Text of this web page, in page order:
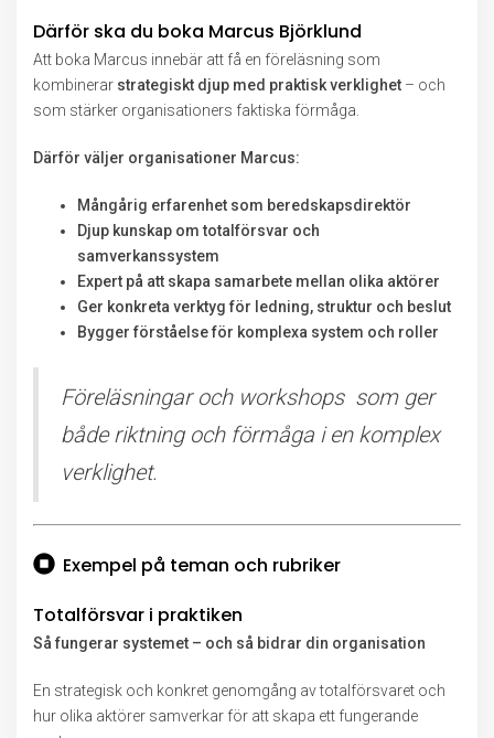
Därför ska du boka Marcus Björklund
Att boka Marcus innebär att få en föreläsning som
kombinerar strategiskt djup med praktisk verklighet – och
som stärker organisationers faktiska förmåga.
Därför väljer organisationer Marcus:
Mångårig erfarenhet som beredskapsdirektör
Djup kunskap om totalförsvar och
samverkanssystem
Expert på att skapa samarbete mellan olika aktörer
Ger konkreta verktyg för ledning, struktur och beslut
Bygger förståelse för komplexa system och roller
Föreläsningar och workshops som ger
både riktning och förmåga i en komplex
verklighet.
Exempel på teman och rubriker
Totalförsvar i praktiken
Så fungerar systemet – och så bidrar din organisation
En strategisk och konkret genomgång av totalförsvaret och
hur olika aktörer samverkar för att skapa ett fungerande